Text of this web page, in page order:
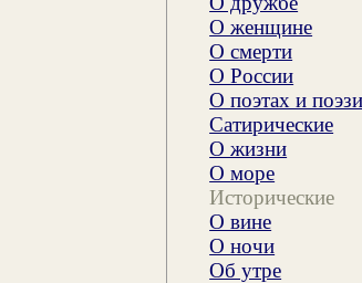
О женщине
О смерти
О России
О поэтах и
Сатирические
О жизни
О море
Исторические
О вине
О ночи
Об утре